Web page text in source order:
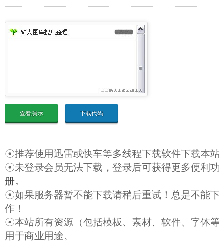
查看演示 下载代码
☉推荐使用迅雷或快车等多线程下载软件下载本
☉未登录会员无法下载，登录后可获得更多便利
册。
☉如果服务器暂不能下载请稍后重试！总是不能
作！
☉本站所有资源（包括模板、素材、软件、字体
用于商业用途。